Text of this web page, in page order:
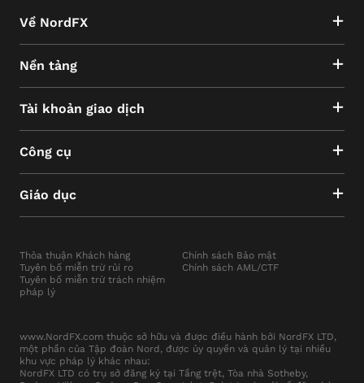
tools, additional trading instruments, and greater
flexibility in trading strategies and execution modes.
MT5 also supports the creation and testing of
custom algorithmic trading software, much like MT4,
but with added functionalities and broader access to
financial markets.
Both platforms enable efficient and reliable order
and the implementation of various trading strategies
simultaneously. They also provide direct access to
the MQL5.community portal, a vast online platform
where traders can access crucial information,
communicate with peers globally, and use numerous
Về NordFX
Nền tảng
Tài khoản giao dịch
Công cụ
Giáo dục
Thỏa thuận Khách hàng
Tuyên bố miễn trừ rủi ro
Tuyên bố miễn trừ trách nhiệm
pháp lý
Chính sách Bảo mật
Chính sách AML/CTF
www.NordFX.com thuộc sở hữu và được điều hành bởi NordFX LTD,
một phần của Tập đoàn Nord, được ủy quyền và quản lý tại nhiều
khu vực pháp lý khác nhau:
NordFX LTD có trụ sở đăng ký tại Tầng trệt, Tòa nhà Sotheby,